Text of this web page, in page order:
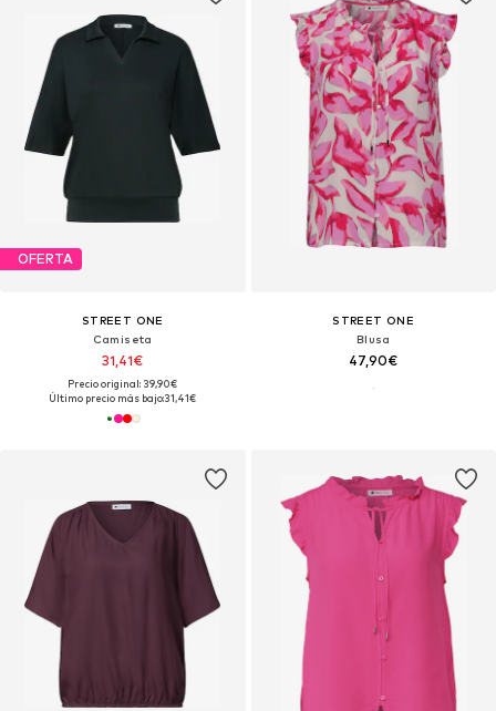
OFERTA
STREET ONE
Camiseta
31,41€
Precio original: 39,90€
Último precio más bajo:31,41€
STREET ONE
Blusa
47,90€